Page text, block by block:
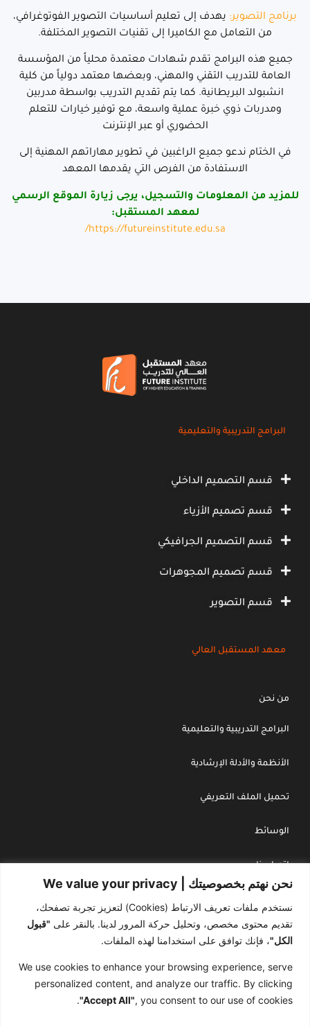
نحن نهتم بخصوصيتك | We value your privacy
نستخدم ملفات تعريف الارتباط (Cookies) لتعزيز تجربة تصفحك،
تقديم محتوى مخصص، وتحليل حركة المرور لدينا. بالنقر على "قبول
الكل"، فإنك توافق على استخدامنا لهذه الملفات.
We use cookies to enhance your browsing experience, serve
personalized content, and analyze our traffic. By clicking
"Accept All", you consent to our use of cookies.
برنامج التصوير: يهدف إلى تعليم أساسيات التصوير الفوتوغرافي،
من التعامل مع الكاميرا إلى تقنيات التصوير المختلفة.
جميع هذه البرامج تقدم شهادات معتمدة محلياً من المؤسسة
العامة للتدريب التقني والمهني، وبعضها معتمد دولياً من كلية
انشبولد البريطانية. كما يتم تقديم التدريب بواسطة مدربين
ومدربات ذوي خبرة عملية واسعة، مع توفير خيارات للتعلم
الحضوري أو عبر الإنترنت
في الختام ندعو جميع الراغبين في تطوير مهاراتهم المهنية إلى
الاستفادة من الفرص التي يقدمها المعهد
للمزيد من المعلومات والتسجيل، يرجى زيارة الموقع الرسمي
لمعهد المستقبل:
https://futureinstitute.edu.sa/
البرامج التدريبية والتعليمية
قسم التصميم الداخلي
قسم تصميم الأزياء
قسم التصميم الجرافيكي
قسم تصميم المجوهرات
قسم التصوير
معهد المستقبل العالي
من نحن
البرامج التدريبية والتعليمية
الأنظمة والأدلة الإرشادية
تحميل الملف التعريفي
الوسائط
اتصل بنا
سجل تجاري : 4030243738
هاتف : 966545500660+